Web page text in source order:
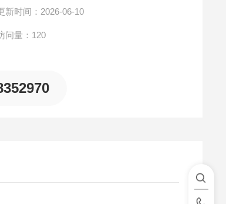
新时间：2026-06-10
问量：120